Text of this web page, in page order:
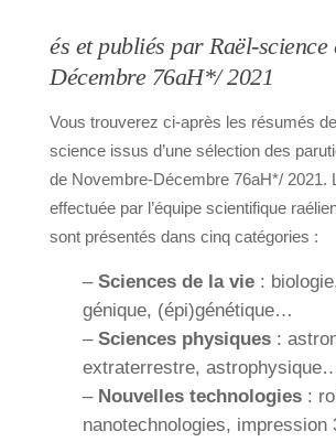
és et publiés par Raël-science
Décembre 76aH*/ 2021
Vous trouverez ci-après les résumés
science issus d’une sélection des
de Novembre-Décembre 76aH*/ 2021.
effectuée par l’équipe scientifique
sont présentés dans cinq catégories :
– Sciences de la vie :
génique, (épi)génétique…
– Sciences physiques :
extraterrestre,
– Nouvelles technologies :
nanotechnologies,